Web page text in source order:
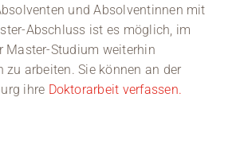
und Absolventinnen mit
Abschluss ist es möglich, im
Master-Studium weiterhin
arbeiten. Sie können an der
ihre Doktorarbeit verfassen.